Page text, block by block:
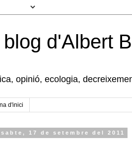
blog d'Albert
opinió, ecologia,
d'inici
17 de setembre del 2011